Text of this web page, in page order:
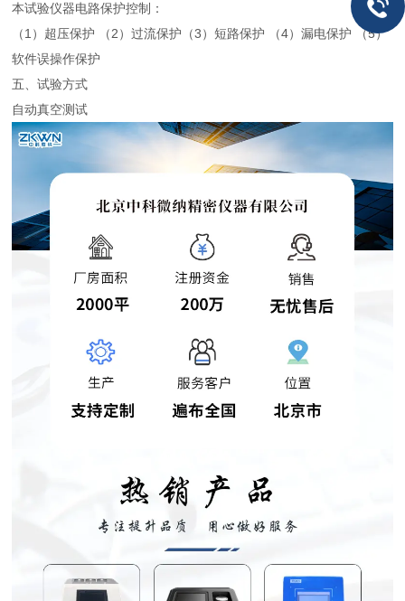
本试验仪器电路保护控制：
（1）超压保护 （2）过流保护 （3）短路保护 （4）漏电保护 （5）
软件误操作保护
五、试验方式
自动真空测试